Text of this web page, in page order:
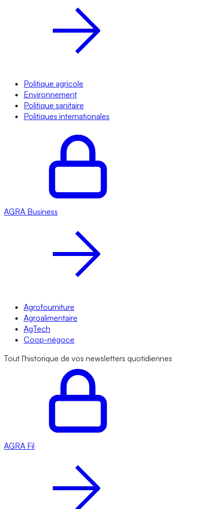
Politique agricole
Environnement
Politique sanitaire
Politiques internationales
AGRA Business
Agrofourniture
Agroalimentaire
AgTech
Coop-négoce
Tout l'historique de vos newsletters quotidiennes
AGRA Fil